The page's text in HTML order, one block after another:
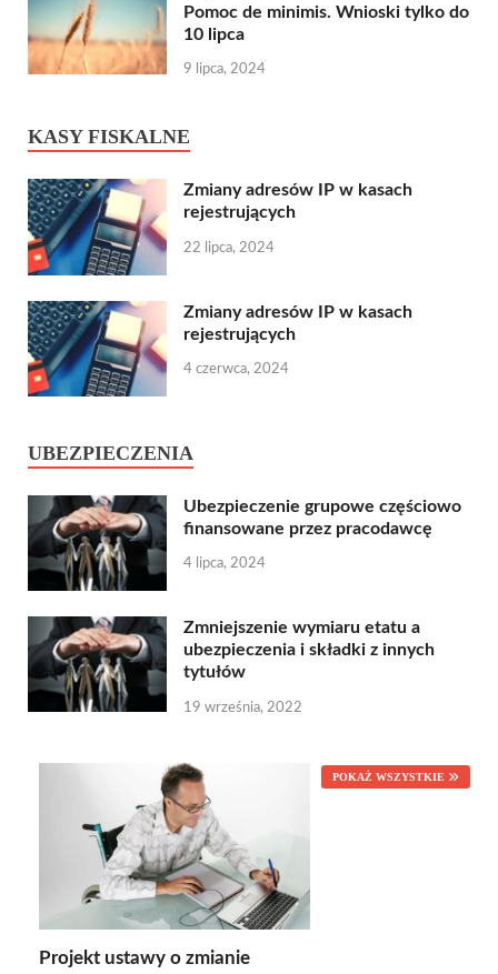
Pomoc de minimis. Wnioski tylko do
10 lipca
9 lipca, 2024
KASY FISKALNE
Zmiany adresów IP w kasach
rejestrujących
22 lipca, 2024
Zmiany adresów IP w kasach
rejestrujących
4 czerwca, 2024
UBEZPIECZENIA
Ubezpieczenie grupowe częściowo
finansowane przez pracodawcę
4 lipca, 2024
Zmniejszenie wymiaru etatu a
ubezpieczenia i składki z innych
tytułów
19 września, 2022
POKAŻ WSZYSTKIE
Projekt ustawy o zmianie